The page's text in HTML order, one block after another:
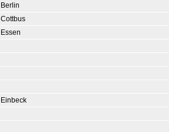
Berlin
Cottbus
Essen
Einbeck